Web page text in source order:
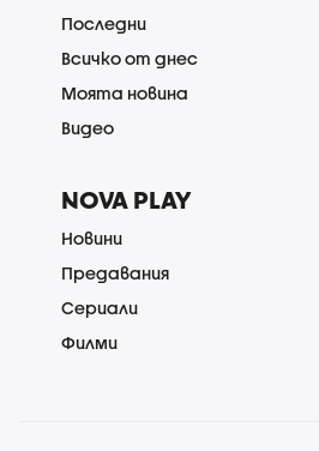
Последни
Всичко от днес
Моята новина
Видео
NOVA PLAY
Новини
Предавания
Сериали
Филми